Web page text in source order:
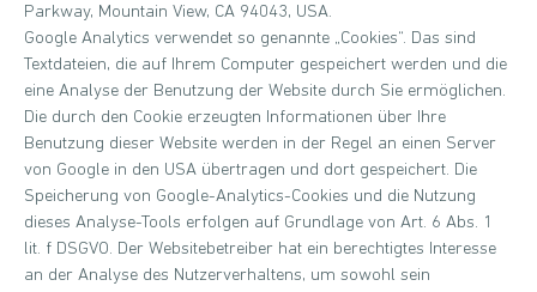
Parkway, Mountain View, CA 94043, USA.
Google Analytics verwendet so genannte „Cookies“. Das sind
Textdateien, die auf Ihrem Computer gespeichert werden und die
eine Analyse der Benutzung der Website durch Sie ermöglichen.
Die durch den Cookie erzeugten Informationen über Ihre
Benutzung dieser Website werden in der Regel an einen Server
von Google in den USA übertragen und dort gespeichert. Die
Speicherung von Google-Analytics-Cookies und die Nutzung
dieses Analyse-Tools erfolgen auf Grundlage von Art. 6 Abs. 1
lit. f DSGVO. Der Websitebetreiber hat ein berechtigtes Interesse
an der Analyse des Nutzerverhaltens, um sowohl sein